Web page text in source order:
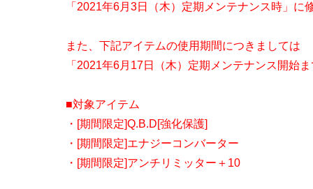
「2021年6月3日（木）定期メンテナンス時」に
また、下記アイテムの使用期間につきましては
「2021年6月17日（木）定期メンテナンス開始
■対象アイテム
・[期間限定]Q.B.D[強化保護]
・[期間限定]エナジーコンバーター
・[期間限定]アンチリミッター＋10